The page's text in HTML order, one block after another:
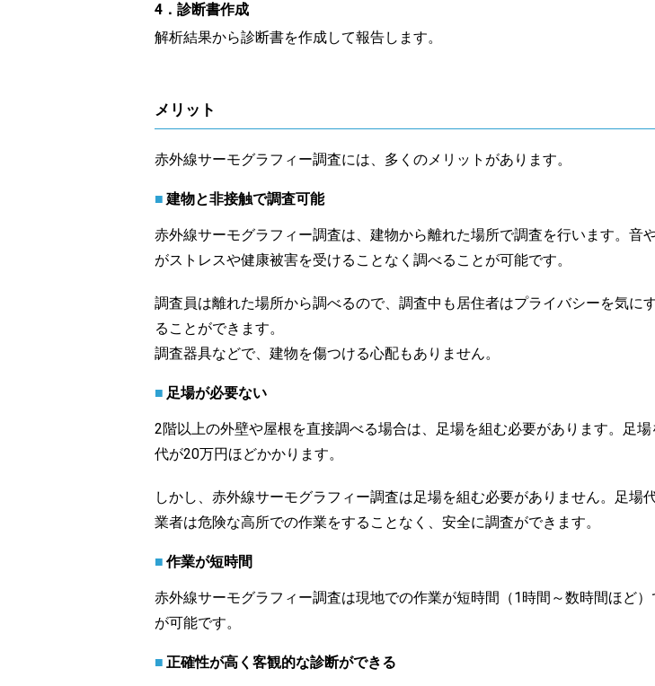
4．診断書作成
解析結果から診断書を作成して報告します。
メリット
赤外線サーモグラフィー調査には、多くのメリットがあります。
建物と非接触で調査可能
赤外線サーモグラフィー調査は、建物から離れた場所で調査を行います。音
がストレスや健康被害を受けることなく調べることが可能です。
調査員は離れた場所から調べるので、調査中も居住者はプライバシーを気に
ることができます。
調査器具などで、建物を傷つける心配もありません。
足場が必要ない
2階以上の外壁や屋根を直接調べる場合は、足場を組む必要があります。足
代が20万円ほどかかります。
しかし、赤外線サーモグラフィー調査は足場を組む必要がありません。足場
業者は危険な高所での作業をすることなく、安全に調査ができます。
作業が短時間
赤外線サーモグラフィー調査は現地での作業が短時間（1時間～数時間ほど
が可能です。
正確性が高く客観的な診断ができる